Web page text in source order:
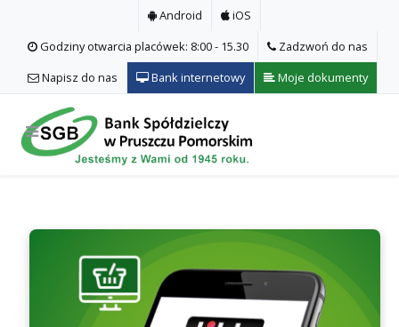
Android
iOS
Godziny otwarcia placówek: 8:00 - 15.30
Zadzwoń do nas
Napisz do nas
Bank internetowy Moje dokumenty